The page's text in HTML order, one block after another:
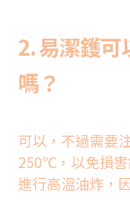
2. 易潔鑊
嗎？
可以，不過需要
250℃，以免損害
進行高溫油炸，